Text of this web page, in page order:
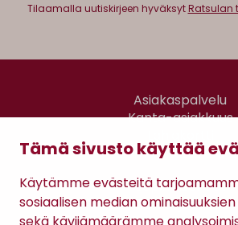
Tämä sivusto käyttää
Käytämme evästeitä
sosiaalisen median
Tilaamalla uutiskirjeen hyväksytRatsulan
Asiakaspalvelu
Kanta-asiakkuus
Gomee Ratsula
Sopimusehdot
Tietosuojaseloste